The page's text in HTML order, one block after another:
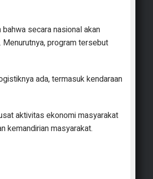
secara nasional akan
program tersebut
ada, termasuk kendaraan
aktivitas ekonomi masyarakat
kemandirian masyarakat.